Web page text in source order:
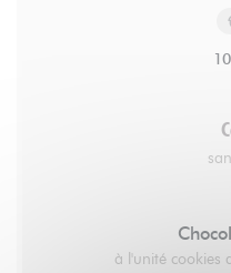
à l'unité cookies